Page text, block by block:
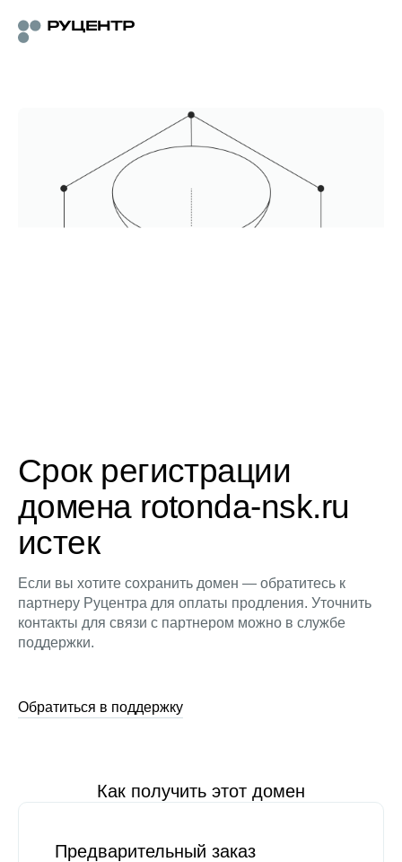
Срок регистрации
домена rotonda-nsk.ru
истек
Если вы хотите сохранить домен — обратитесь к
партнеру Руцентра для оплаты продления. Уточнить
контакты для связи с партнером можно в службе
поддержки.
Обратиться в поддержку
Как получить этот домен
Предварительный заказ